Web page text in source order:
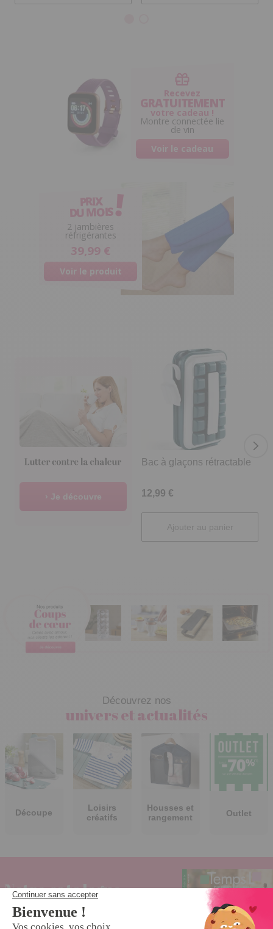
Recevez
GRATUITEMENT
votre cadeau !
Montre connectée lie
de vin
Voir le cadeau
PRIX
DU MOIS
2 jambières
réfrigérantes
39,99 €
Voir le produit
› Je découvre
Bac à glaçons rétractable
12,99 €
Ajouter au panier
Découvrez nos
univers et actualités
Découpe
Loisirs
créatifs
Housses et
rangement
Outlet
Notre catalogue
Produits exclusifs et astucieux tous les mois !
Découvrez vite notre prochain catalogue !